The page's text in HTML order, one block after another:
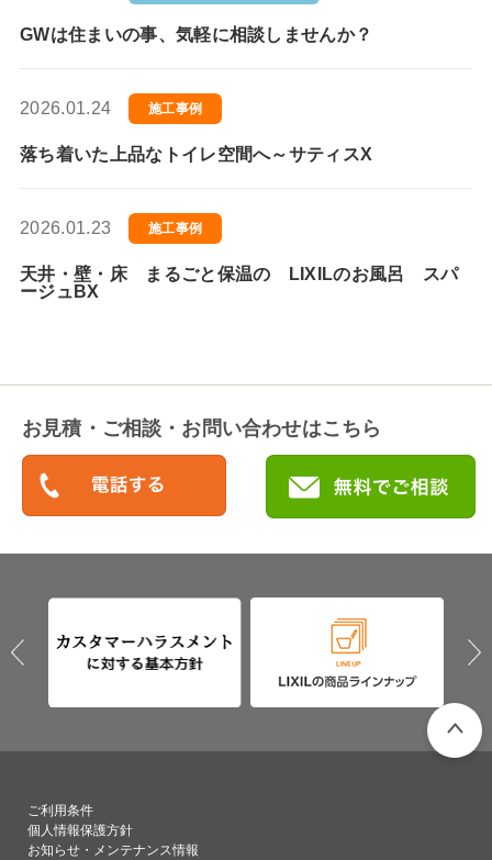
GWは住まいの事、気軽に相談しませんか？
2026.01.24 施工事例
落ち着いた上品なトイレ空間へ～サティスX
2026.01.23 施工事例
天井・壁・床 まるごと保温の LIXILのお風呂 スパ
ージュBX
お見積・ご相談・お問い合わせはこちら
ご利用条件
個人情報保護方針
お知らせ・メンテナンス情報